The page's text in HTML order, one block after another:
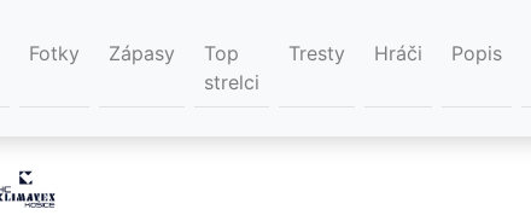
Fotky Zápasy
Top
strelci
Tresty Hráči Popis